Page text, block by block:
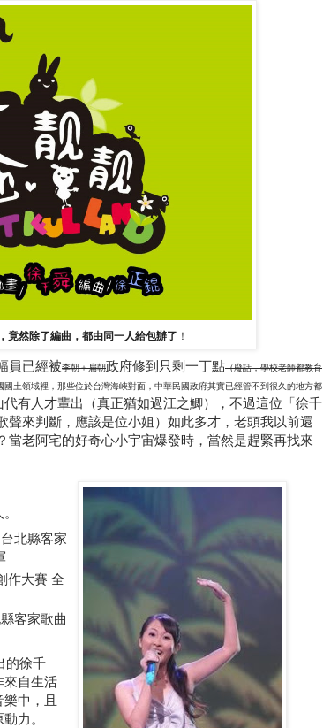
竟然除了編曲，都由同一人給包辦了 ！
員已經被李朝＋扁朝政府修到只剩一丁點（廢話，學校老師都教育
土領域裡，那些位於台灣海峽對面，中華民國政府其實已經管不到很久的地方都
代有人才輩出（真正猶如過江之鯽），不過這位「徐千
聲來判斷，應該是位小姐）如此多才，老頭我以前還
當老阿宅的好奇心小宇宙爆發時，當然是趕緊再找來
北縣客家
作大賽 全
客家歌曲
的徐千
來自生活
中，且
力。